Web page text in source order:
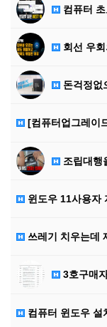
컴퓨터 초보
회선 우회의
돈걱정없으
[컴퓨터업그레이
조립대행
윈도우 11사용자
쓰레기 치우는데
3호구매자(그
컴퓨터 윈도우 설치후